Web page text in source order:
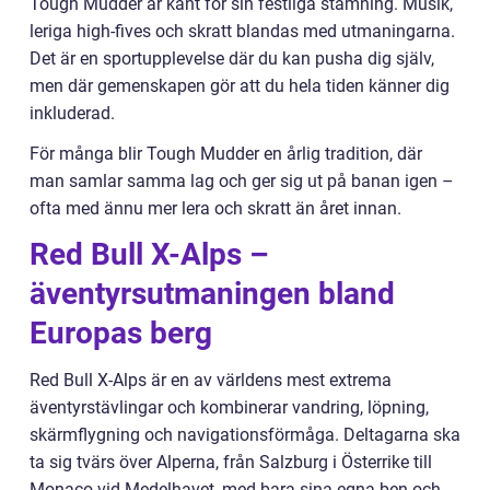
leriga high-fives och skratt blandas med utmaningarna.
Det är en sportupplevelse där du kan pusha dig själv,
men där gemenskapen gör att du hela tiden känner dig
inkluderad.
För många blir Tough Mudder en årlig tradition, där
man samlar samma lag och ger sig ut på banan igen –
ofta med ännu mer lera och skratt än året innan.
Red Bull X-Alps –
äventyrsutmaningen bland
Europas berg
Red Bull X-Alps är en av världens mest extrema
äventyrstävlingar och kombinerar vandring, löpning,
skärmflygning och navigationsförmåga. Deltagarna ska
ta sig tvärs över Alperna, från Salzburg i Österrike till